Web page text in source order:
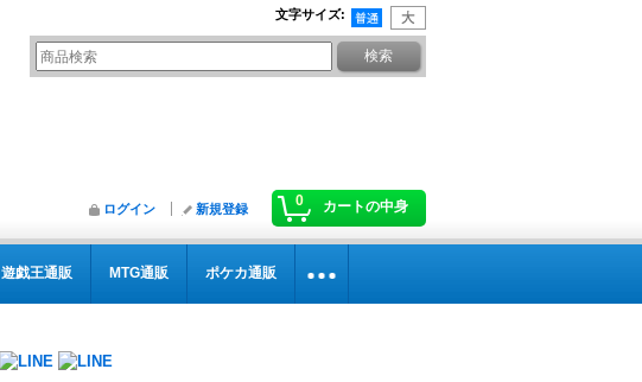
文字サイズ:
0 カートの中身
ログイン 新規登録
遊戯王通販 MTG通販 ポケカ通販